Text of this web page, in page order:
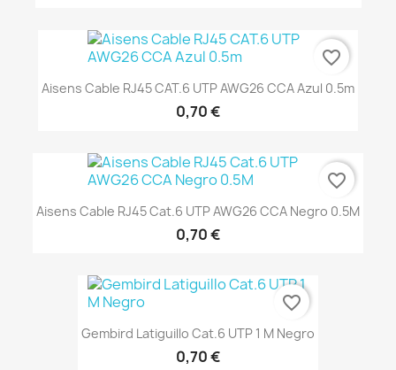
Aisens Cable RJ45 CAT.6 UTP AWG26 CCA Azul 0.5m
0,70 €
favorite_border
Aisens Cable RJ45 Cat.6 UTP AWG26 CCA Negro 0.5M
0,70 €
favorite_border
Gembird Latiguillo Cat.6 UTP 1 M Negro
0,70 €
favorite_border